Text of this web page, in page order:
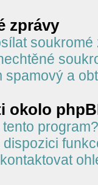
zprávy
soukromé
spamový a
okolo
program?